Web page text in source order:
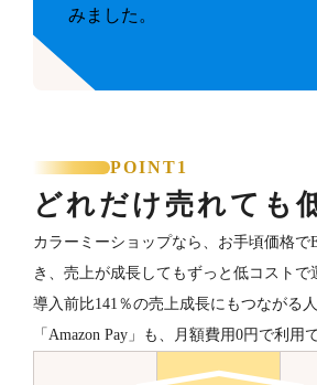
みました。
POINT1
どれだけ売れても
カラーミーショップなら、お手頃価格で
き、売上が成長してもずっと低コストで
導入前比141％の売上成長にもつながる
「Amazon Pay」も、月額費用0円で利用